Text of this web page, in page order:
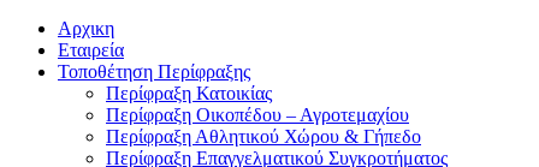
Αρχικη
Εταιρεία
Τοποθέτηση Περίφραξης
Περίφραξη Κατοικίας
Περίφραξη Οικοπέδου – Αγροτεμαχίου
Περίφραξη Αθλητικού Χώρου & Γήπεδο
Περίφραξη Επαγγελματικού Συγκροτήματος